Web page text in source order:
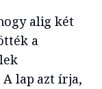
alig két
a
lap azt írja,